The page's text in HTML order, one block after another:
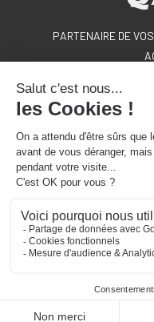
PARTENAIRE DE
02
De 7h30 à